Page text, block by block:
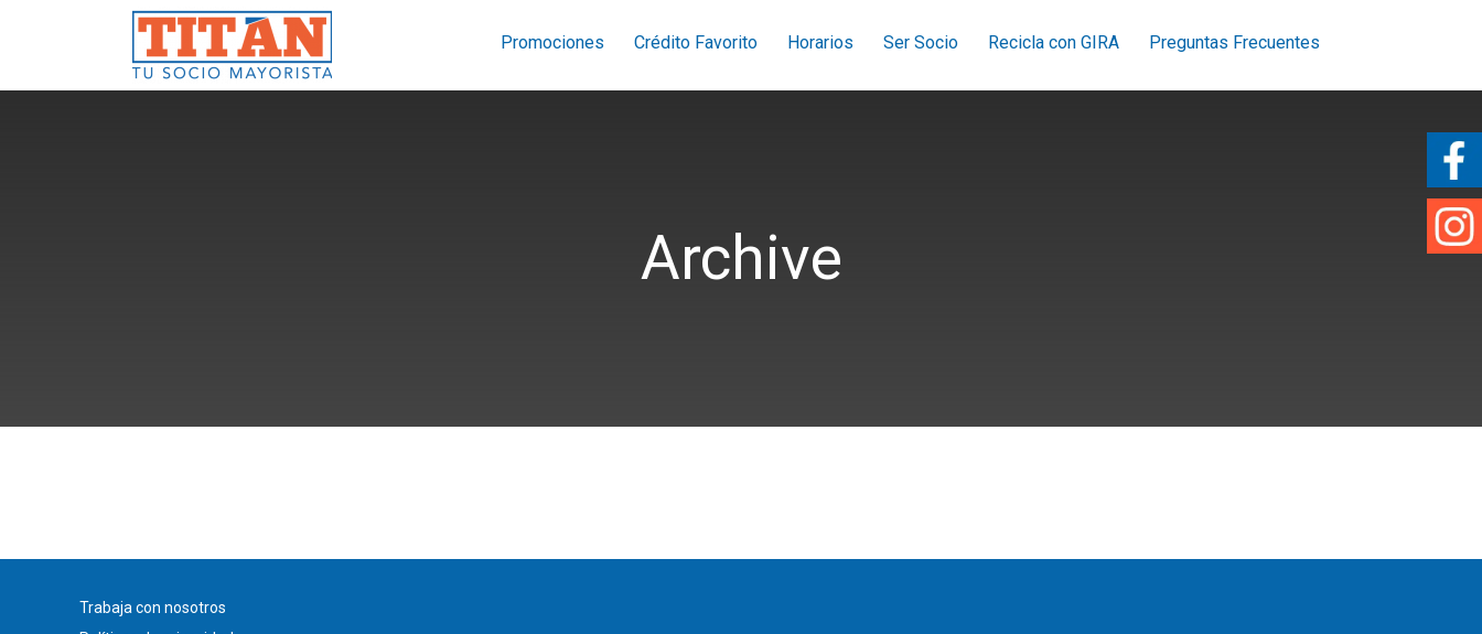
Promociones Crédito Favorito Horarios Ser Socio Recicla con GIRA Preguntas Frecuentes
Archive
Trabaja con nosotros